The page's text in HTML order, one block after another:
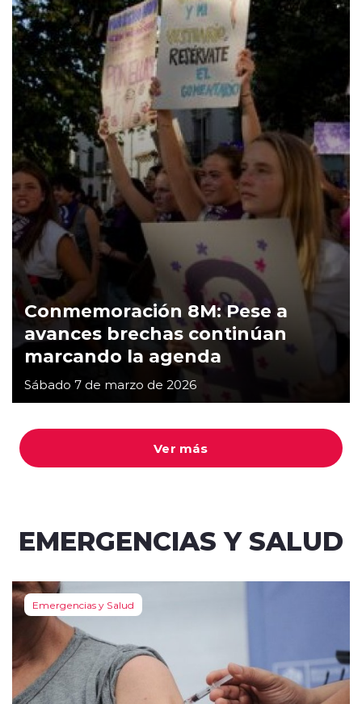
Ver más
Conmemoración 8M: Pese a
avances brechas continúan
marcando la agenda
Sábado 7 de marzo de 2026
EMERGENCIAS Y SALUD
Emergencias y Salud